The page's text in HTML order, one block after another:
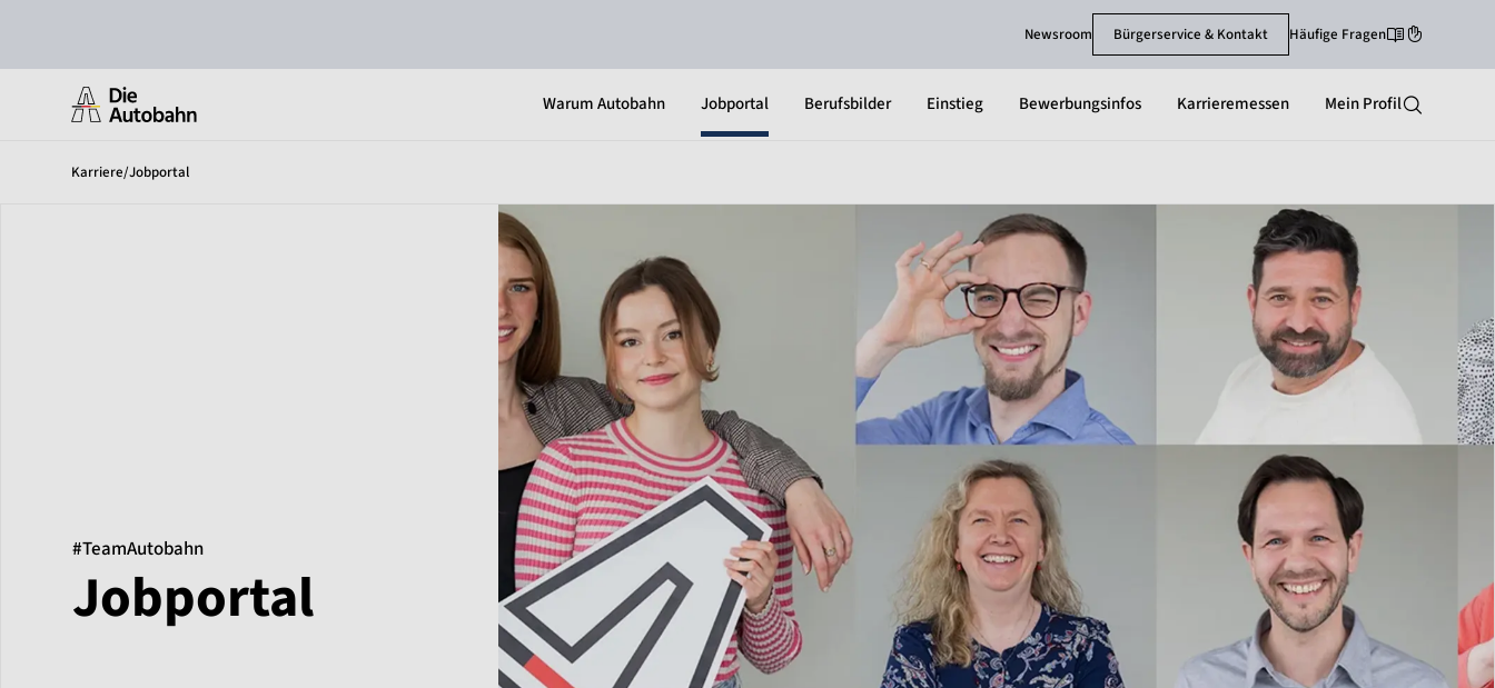
Newsroom Bürgerservice & Kontakt Häufige FragenLeichte-Sprache
Warum Autobahn Jobportal Berufsbilder Einstieg Bewerbungsinfos Karrieremessen Mein Profil
Karriere/Jobportal
#TeamAutobahn
Jobportal